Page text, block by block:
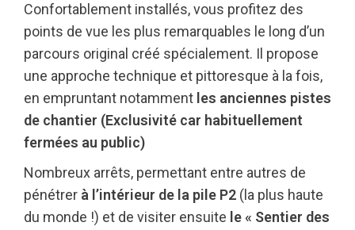
Confortablement installés, vous profitez des
points de vue les plus remarquables le long d’un
parcours original créé spécialement. Il propose
une approche technique et pittoresque à la fois,
en empruntant notamment les anciennes pistes
de chantier (Exclusivité car habituellement
fermées au public)
Nombreux arrêts, permettant entre autres de
pénétrer à l’intérieur de la pile P2 (la plus haute
du monde !) et de visiter ensuite le « Sentier des